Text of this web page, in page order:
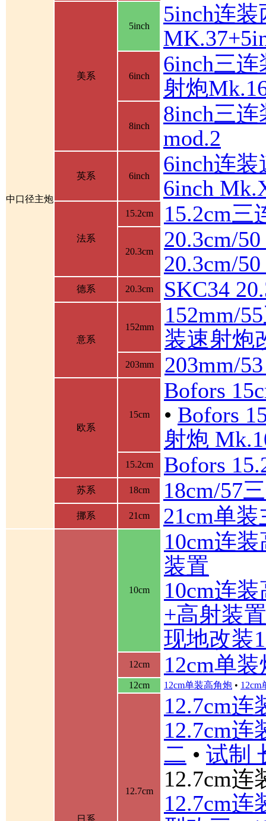
中口径主炮
美系
5inch
5inch连
6inch
6inch三
射炮
8inch
8inch三
mod.2
英系 6inch
6inch连
6inch
法系
15.2cm 15.2cm三
20.3cm
20.3cm/
20.3cm/
德系 20.3cm SKC34
意系
152mm
152mm/
装速射炮
203mm 203mm/
欧系
15cm
Bofors
• Bofors
射炮
15.2cm Bofors
苏系 18cm 18cm/57
挪系 21cm 21cm单装
日系
10cm
10cm连
装置
10cm连
+高射装
现地改装
12cm 12cm单装
12cm 12cm单装高角炮 • 12cm
12.7cm
12.7cm连
12.7cm连
二 • 试制
12.7cm连
12.7cm连